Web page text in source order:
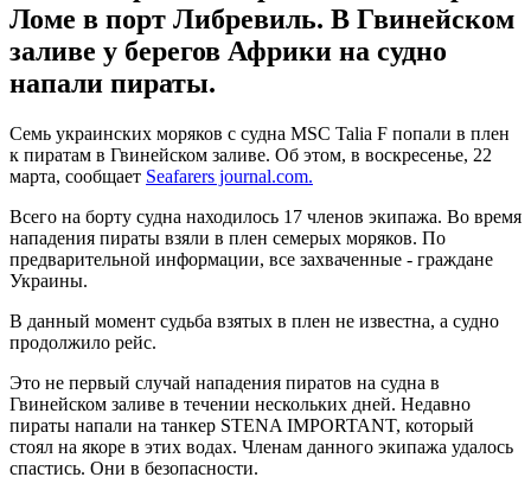
Ломе в порт Либревиль. В Гвинейском
заливе у берегов Африки на судно
напали пираты.
Семь украинских моряков с судна MSC Talia F попали в плен
к пиратам в Гвинейском заливе. Об этом, в воскресенье, 22
марта, сообщает Seafarers journal.com.
Всего на борту судна находилось 17 членов экипажа. Во время
нападения пираты взяли в плен семерых моряков. По
предварительной информации, все захваченные - граждане
Украины.
В данный момент судьба взятых в плен не известна, а судно
продолжило рейс.
Это не первый случай нападения пиратов на судна в
Гвинейском заливе в течении нескольких дней. Недавно
пираты напали на танкер STENA IMPORTANT, который
стоял на якоре в этих водах. Членам данного экипажа удалось
спастись. Они в безопасности.